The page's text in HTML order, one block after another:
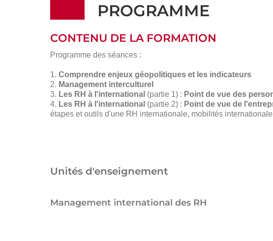
PROGRAMME
CONTENU DE LA FORMATION
Programme des séances :
1. Comprendre enjeux géopolitiques et les indicateurs
2. Management interculturel
3. Les RH à l'international (partie 1) : Point de vue des
4. Les RH à l'international (partie 2) : Point de vue de
étapes et outils d'une RH internationale, mobilités
Unités d'enseignement
Management international des RH